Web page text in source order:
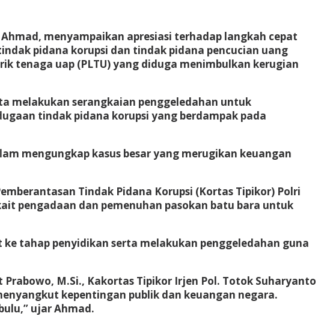
menyampaikan apresiasi terhadap langkah cepat
pidana korupsi dan tindak pidana pencucian uang
tenaga uap (PLTU) yang diduga menimbulkan kerugian
melakukan serangkaian penggeledahan untuk
tindak pidana korupsi yang berdampak pada
mengungkap kasus besar yang merugikan keuangan
Tindak Pidana Korupsi (Kortas Tipikor) Polri
pengadaan dan pemenuhan pasokan batu bara untuk
tahap penyidikan serta melakukan penggeledahan guna
M.Si., Kakortas Tipikor Irjen Pol. Totok Suharyanto
kepentingan publik dan keuangan negara.
ujar Ahmad.